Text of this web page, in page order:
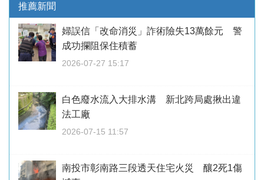
推薦新聞
婦誤信「改命消災」詐術險失13萬餘元 警
成功攔阻保住積蓄
2026-07-27 15:17
白色廢水流入大排水溝 新北跨局處揪出違
法工廠
2026-07-15 11:57
南投市彰南路三段透天住宅火災 釀2死1傷